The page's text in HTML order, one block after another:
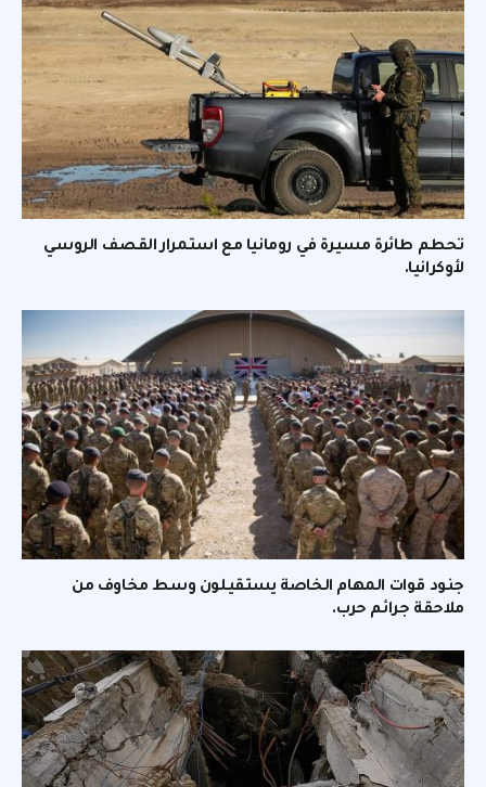
تحطم طائرة مسيرة في رومانيا مع استمرار القصف الروسي
لأوكرانيا.
جنود قوات المهام الخاصة يستقيلون وسط مخاوف من
ملاحقة جرائم حرب.